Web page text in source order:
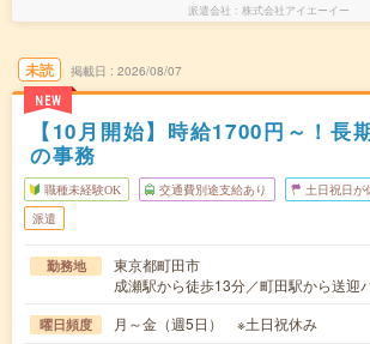
派遣会社 株式会社アイエーイー
未読
NEW
掲載日 2026/08/07
【10月開始】時給1700円～！長
の事務
職種未経験OK 交通費別途支給あり 土日祝日が
派遣
勤務地
東京都町田市
成瀬駅から徒歩13分／町田駅から送迎
曜日頻度 月～金（週5日） ※土日祝休み